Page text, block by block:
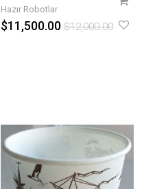
Hazır Robotlar
$11,500.00$12,000.00